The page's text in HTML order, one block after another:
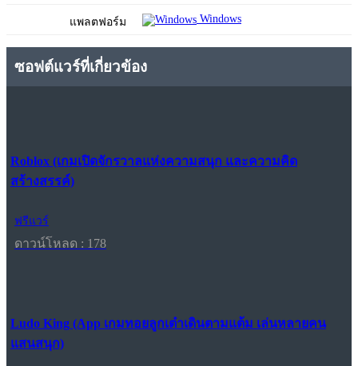
แพลตฟอร์ม Windows
ซอฟต์แวร์ที่เกี่ยวข้อง
Roblox (เกมเปิดจักรวาลแห่งความสนุก และความคิด
สร้างสรรค์)
ฟรีแวร์
ดาวน์โหลด : 178
Ludo King (App เกมทอยลูกเต๋าเดินตามแต้ม เล่นหลายคน
แสนสนุก)